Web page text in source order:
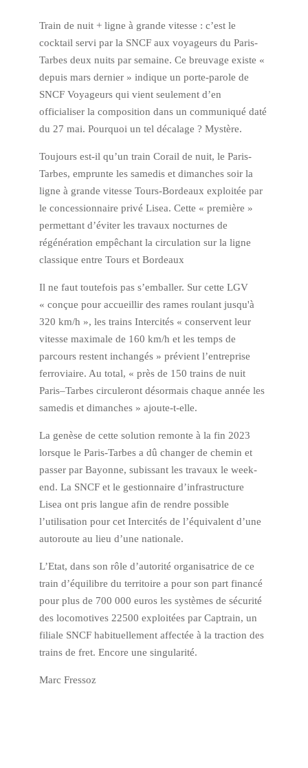
Train de nuit + ligne à grande vitesse : c’est le
cocktail servi par la SNCF aux voyageurs du Paris-
Tarbes deux nuits par semaine. Ce breuvage existe «
depuis mars dernier » indique un porte-parole de
SNCF Voyageurs qui vient seulement d’en
officialiser la composition dans un communiqué daté
du 27 mai. Pourquoi un tel décalage ? Mystère.
Toujours est-il qu’un train Corail de nuit, le Paris-
Tarbes, emprunte les samedis et dimanches soir la
ligne à grande vitesse Tours-Bordeaux exploitée par
le concessionnaire privé Lisea. Cette « première »
permettant d’éviter les travaux nocturnes de
régénération empêchant la circulation sur la ligne
classique entre Tours et Bordeaux
Il ne faut toutefois pas s’emballer. Sur cette LGV
« conçue pour accueillir des rames roulant jusqu'à
320 km/h », les trains Intercités « conservent leur
vitesse maximale de 160 km/h et les temps de
parcours restent inchangés » prévient l’entreprise
ferroviaire. Au total, « près de 150 trains de nuit
Paris–Tarbes circuleront désormais chaque année les
samedis et dimanches » ajoute-t-elle.
La genèse de cette solution remonte à la fin 2023
lorsque le Paris-Tarbes a dû changer de chemin et
passer par Bayonne, subissant les travaux le week-
end. La SNCF et le gestionnaire d’infrastructure
Lisea ont pris langue afin de rendre possible
l’utilisation pour cet Intercités de l’équivalent d’une
autoroute au lieu d’une nationale.
L’Etat, dans son rôle d’autorité organisatrice de ce
train d’équilibre du territoire a pour son part financé
pour plus de 700 000 euros les systèmes de sécurité
des locomotives 22500 exploitées par Captrain, un
filiale SNCF habituellement affectée à la traction des
trains de fret. Encore une singularité.
Marc Fressoz